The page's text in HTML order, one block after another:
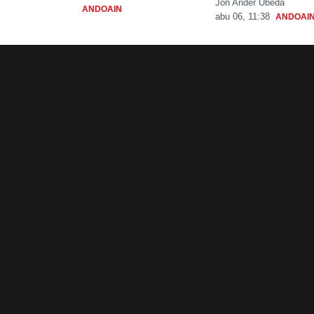
ANDOAIN
Jon Ander Ubeda
abu 06, 11:38